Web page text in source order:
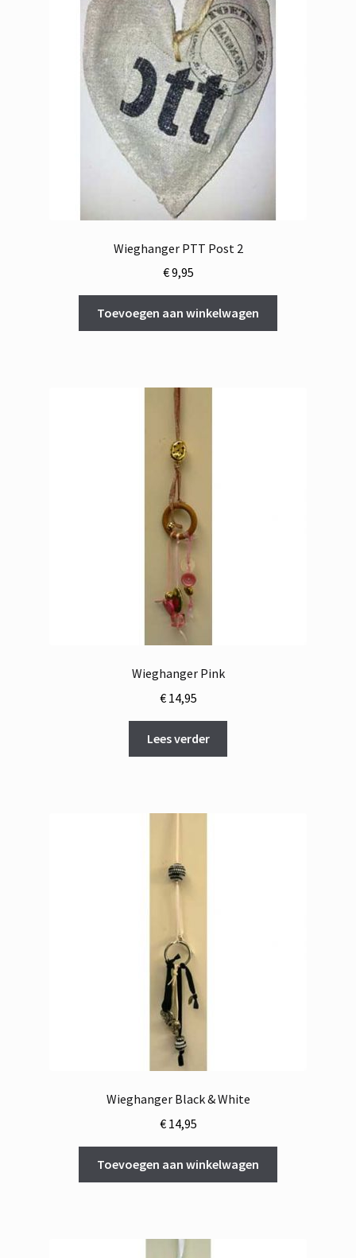
Wieghanger PTT Post 2
€9,95
Toevoegen aan winkelwagen
Wieghanger Pink
€14,95
Lees verder
Wieghanger Black & White
€14,95
Toevoegen aan winkelwagen